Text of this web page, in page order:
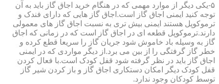
۵-یکی دیگر از موارد مهمی که در هنگام خرید اجاق گاز باید به آن
توجه کنید ایمنی اجاق گاز است.اجاق گاز هایی که دارای فندک و
ترموکوپل هستند ایمنی بیش تری به نسبت اجاق گاز های معمولی
دارند.ترموکوپل قطعه ای در اجاق گاز است که در زمانی که اجاق
گاز به وسیله باد خاموش شود جریان گاز را سریعا قطع کرده و
خطر گاز گرفتگی را از بین می برد.از دیگر مواردی که در ایمنی
اجاق گاز باید در نظر گرفته شود قفل کودک است.با فعال کردن
قفل کودک دیگر امکان دستکاری اجاق گاز و باز کردن شیر گاز
توسط کودکان وجود ندارد.